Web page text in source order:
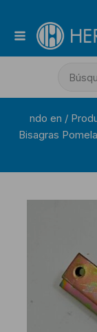
ndo en /
Bisagras Pomela